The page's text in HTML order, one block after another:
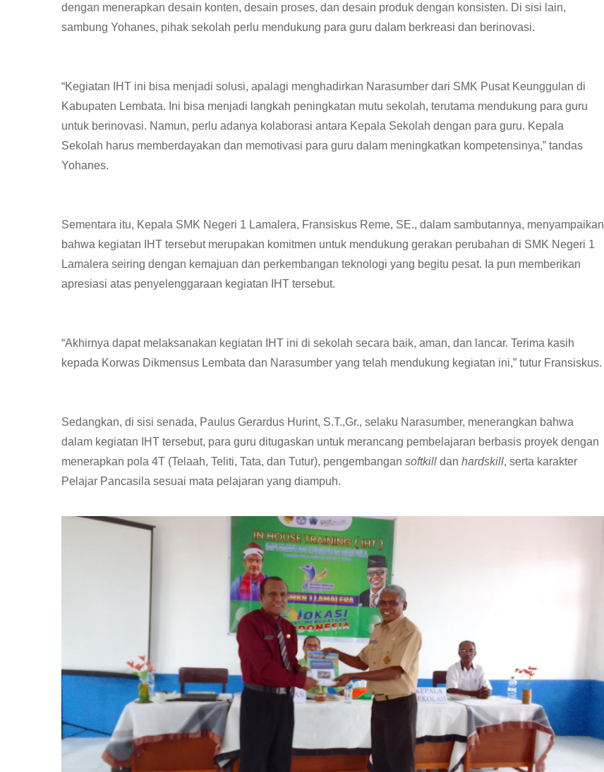
dengan menerapkan desain konten, desain proses, dan desain produk dengan konsisten. Di sisi lain,
sambung Yohanes, pihak sekolah perlu mendukung para guru dalam berkreasi dan berinovasi.
“Kegiatan IHT ini bisa menjadi solusi, apalagi menghadirkan Narasumber dari SMK Pusat Keunggulan di
Kabupaten Lembata. Ini bisa menjadi langkah peningkatan mutu sekolah, terutama mendukung para guru
untuk berinovasi. Namun, perlu adanya kolaborasi antara Kepala Sekolah dengan para guru. Kepala
Sekolah harus memberdayakan dan memotivasi para guru dalam meningkatkan kompetensinya,” tandas
Yohanes.
Sementara itu, Kepala SMK Negeri 1 Lamalera, Fransiskus Reme, SE., dalam sambutannya, menyampaikan
bahwa kegiatan IHT tersebut merupakan komitmen untuk mendukung gerakan perubahan di SMK Negeri 1
Lamalera seiring dengan kemajuan dan perkembangan teknologi yang begitu pesat. Ia pun memberikan
apresiasi atas penyelenggaraan kegiatan IHT tersebut.
“Akhirnya dapat melaksanakan kegiatan IHT ini di sekolah secara baik, aman, dan lancar. Terima kasih
kepada Korwas Dikmensus Lembata dan Narasumber yang telah mendukung kegiatan ini,” tutur Fransiskus.
Sedangkan, di sisi senada, Paulus Gerardus Hurint, S.T.,Gr., selaku Narasumber, menerangkan bahwa
dalam kegiatan IHT tersebut, para guru ditugaskan untuk merancang pembelajaran berbasis proyek dengan
menerapkan pola 4T (Telaah, Teliti, Tata, dan Tutur), pengembangan softkill dan hardskill, serta karakter
Pelajar Pancasila sesuai mata pelajaran yang diampuh.